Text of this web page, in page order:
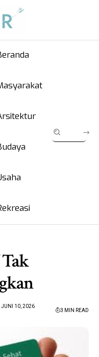
JUNI 10, 2026
3 MIN READ